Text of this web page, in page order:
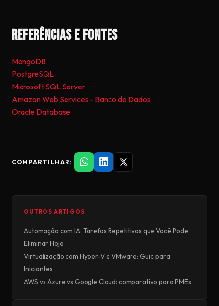
Referências e Fontes
MongoDB
PostgreSQL
Microsoft SQL Server
Amazon Web Services - Banco de Dados
Oracle Database
COMPARTILHAR:
OUTROS ARTIGOS
Automação com IA: Tarefas Repetitivas que Você Pode
Eliminar Hoje
Virtualização com Hyper-V e VMware: Guia para
Iniciantes
AWS vs Azure vs Google Cloud: comparativo para PMEs